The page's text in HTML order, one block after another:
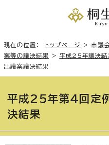
現在の位置： トップページ >市議
案等の議決結果
>平成25年議決結
出議案議決結果
平成25年第4回定
決結果